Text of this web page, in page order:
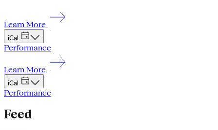
Learn More
iCal
Performance
Learn More
iCal
Performance
Feed